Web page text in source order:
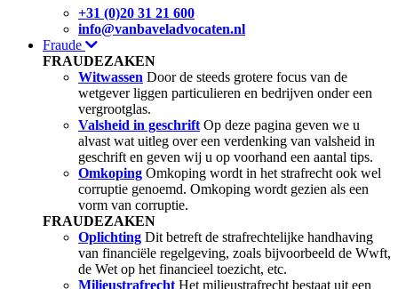
+31 (0)20 31 21 600
info@vanbaveladvocaten.nl
Fraude
FRAUDEZAKEN
Witwassen Door de steeds grotere focus van de
wetgever liggen particulieren en bedrijven onder een
vergrootglas.
Valsheid in geschrift Op deze pagina geven we u
alvast wat uitleg over een verdenking van valsheid in
geschrift en geven wij u op voorhand een aantal tips.
Omkoping Omkoping wordt in het strafrecht ook wel
corruptie genoemd. Omkoping wordt gezien als een
vorm van corruptie.
FRAUDEZAKEN
Oplichting Dit betreft de strafrechtelijke handhaving
van financiële regelgeving, zoals bijvoorbeeld de Wwft,
de Wet op het financieel toezicht, etc.
Milieustrafrecht Het milieustrafrecht bestaat uit een